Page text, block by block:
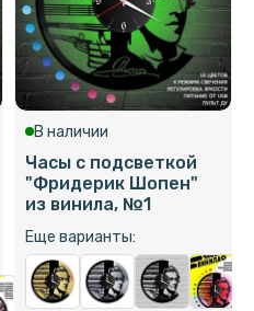
В наличии
Часы с подсветкой
"Фридерик Шопен"
из винила, №1
Еще варианты: